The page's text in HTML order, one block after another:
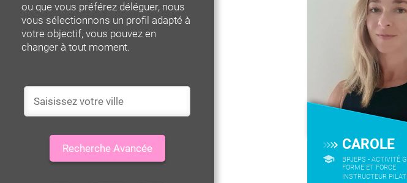
ou que vous préférez déléguer, nous
vous sélectionnons un profil adapté à
votre objectif, vous pouvez en
changer à tout moment.
Recherche Avancée CAROLE
BPJEPS - ACTIVITÉ
FORME ET FORCE
INSTRUCTEUR